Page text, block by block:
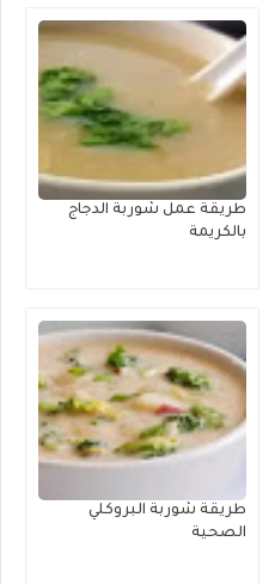
طريقة عمل شوربة الدجاج
بالكريمة
طريقة شوربة البروكلي
الصحية